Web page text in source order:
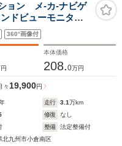
ョン メ-カ-ナビゲ
ドビューモニタ
間違い防止・シー
ームアシスト・
360°画像付
本体価格
208.0万円
々 19,900円
走行 3.1万km
修復
なし
整備
法定整備付
北九州市小倉南区